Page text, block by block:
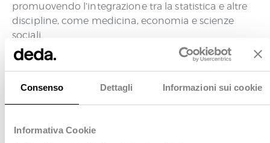
Consenso Dettagli Informazioni sui cookie
Informativa Cookie
promuovendo l’integrazione tra la statistica e altre
discipline, come medicina, economia e scienze
sociali.
Quattro giorni di dibattiti, laboratori e attività
animeranno l’evento, con l’obiettivo di sensibilizzare
il pubblico e favorire il dialogo tra le diverse
comunità scientifiche e professionali.
Saremo presenti anche noi di Deda Next in qualità